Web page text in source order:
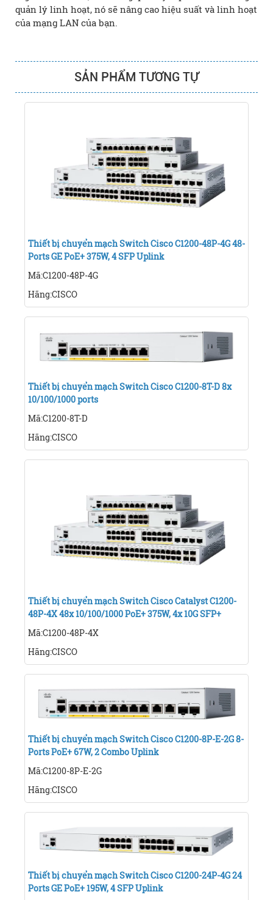
quản lý linh hoạt, nó sẽ nâng cao hiệu suất và linh hoạt
của mạng LAN của bạn.
SẢN PHẨM TƯƠNG TỰ
Thiết bị chuyển mạch Switch Cisco C1200-48P-4G 48-
Ports GE PoE+ 375W, 4 SFP Uplink
Mã:C1200-48P-4G
Hãng:CISCO
Thiết bị chuyển mạch Switch Cisco C1200-8T-D 8x
10/100/1000 ports
Mã:C1200-8T-D
Hãng:CISCO
Thiết bị chuyển mạch Switch Cisco Catalyst C1200-
48P-4X 48x 10/100/1000 PoE+ 375W, 4x 10G SFP+
Mã:C1200-48P-4X
Hãng:CISCO
Thiết bị chuyển mạch Switch Cisco C1200-8P-E-2G 8-
Ports PoE+ 67W, 2 Combo Uplink
Mã:C1200-8P-E-2G
Hãng:CISCO
Thiết bị chuyển mạch Switch Cisco C1200-24P-4G 24
Ports GE PoE+ 195W, 4 SFP Uplink